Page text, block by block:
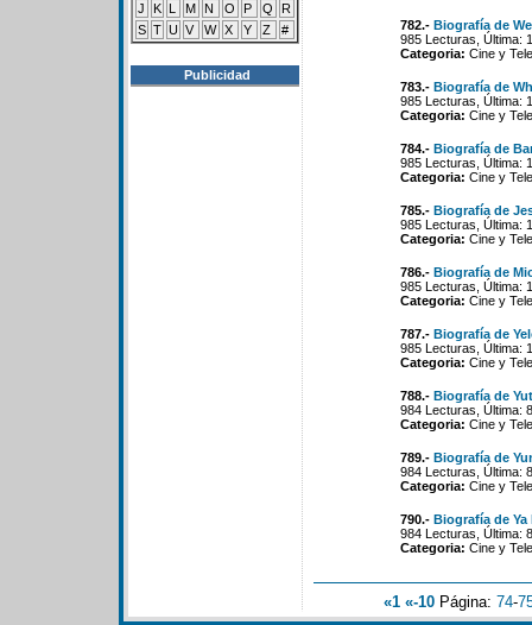
J
K L M N O P Q
R
S T U V W X Y Z #
Publicidad
782.- Biografía de
985 Lecturas, Última:
Categoria: Cine y
783.- Biografía de
985 Lecturas, Última:
Categoria: Cine y
784.- Biografía de
985 Lecturas, Última:
Categoria: Cine y
785.- Biografía de
985 Lecturas, Última:
Categoria: Cine y
786.- Biografía de
985 Lecturas, Última:
Categoria: Cine y
787.- Biografía de
985 Lecturas, Última:
Categoria: Cine y
788.- Biografía de
984 Lecturas, Última:
Categoria: Cine y
789.- Biografía de
984 Lecturas, Última:
Categoria: Cine y
790.- Biografía de Ya
984 Lecturas, Última:
Categoria: Cine y
«1 «-10 Página: 74-